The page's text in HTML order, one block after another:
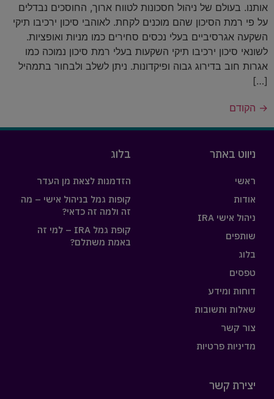
אותנו. בעולם של ניהול חסכונות לטווח ארוך, החוסכים נבדלים
על פי רמת הסיכון שהם מוכנים לקחת. לאוהבי סיכון ירכיבו תיקי
השקעה אגרסיביים בעלי נכסים סחירים כמו מניות ואופציות.
לשונאי סיכון ירכיבו תיקי השקעות בעלי רמת סיכון נמוכה כמו
אגרות חוב בדירוג גבוה ופיקדונות. ניתן לשלב ולבחור בתמהיל
[…]
→ הקודם
ניווט באתר
ראשי
אודות
ניהול אישי IRA
שותפים
בלוג
טפסים
דוחות ומידע
שאלות ותשובות
צור קשר
מדיניות פרטיות
בלוג
הזדמנות לצאת מן העדר
קופות גמל בניהול אישי – מה
זה ולמה זה כדאי?
קופת גמל IRA – למי זה
באמת משתלם?
יצירת קשר